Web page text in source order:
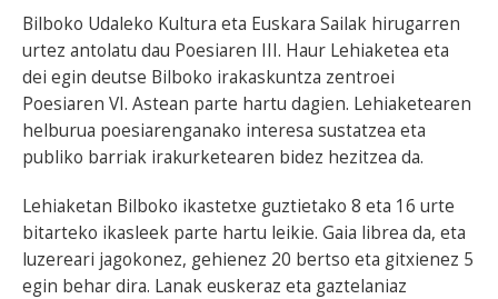
ARGAZKIAK
... AUKERA GEHIAGO
Bilboko Udaleko Kultura eta Euskara Sailak hirugarren
urtez antolatu dau Poesiaren III. Haur Lehiaketea eta
dei egin deutse Bilboko irakaskuntza zentroei
Poesiaren VI. Astean parte hartu dagien. Lehiaketearen
helburua poesiarenganako interesa sustatzea eta
publiko barriak irakurketearen bidez hezitzea da.
Lehiaketan Bilboko ikastetxe guztietako 8 eta 16 urte
bitarteko ikasleek parte hartu leikie. Gaia librea da, eta
luzereari jagokonez, gehienez 20 bertso eta gitxienez 5
egin behar dira. Lanak euskeraz eta gaztelaniaz